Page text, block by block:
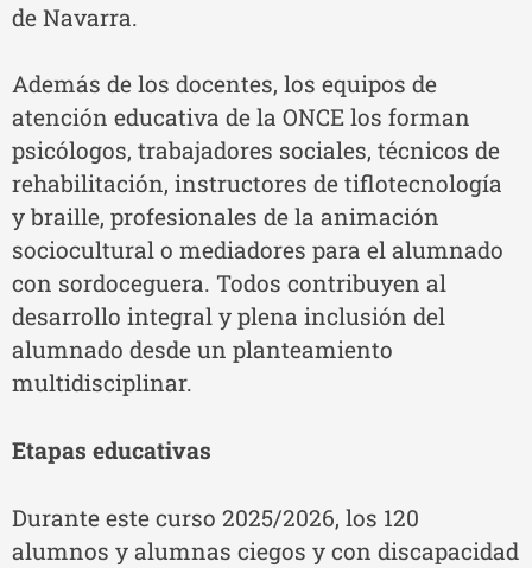
de Navarra.
Además de los docentes, los equipos de
atención educativa de la ONCE los forman
psicólogos, trabajadores sociales, técnicos de
rehabilitación, instructores de tiflotecnología
y braille, profesionales de la animación
sociocultural o mediadores para el alumnado
con sordoceguera. Todos contribuyen al
desarrollo integral y plena inclusión del
alumnado desde un planteamiento
multidisciplinar.
Etapas educativas
Durante este curso 2025/2026, los 120
alumnos y alumnas ciegos y con discapacidad